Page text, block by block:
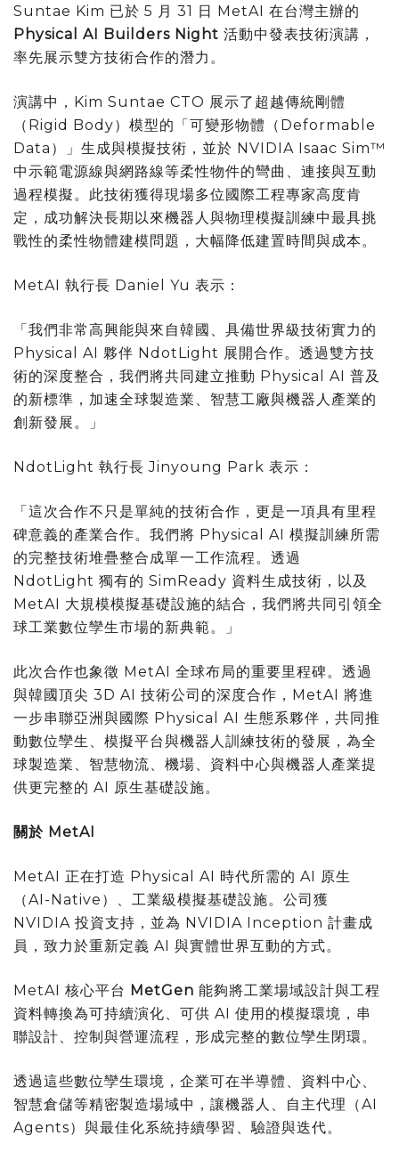
Suntae Kim 已於 5 月 31 日 MetAI 在台灣主辦的
Physical AI Builders Night 活動中發表技術演講，
率先展示雙方技術合作的潛力。
演講中，Kim Suntae CTO 展示了超越傳統剛體
（Rigid Body）模型的「可變形物體（Deformable
Data）」生成與模擬技術，並於 NVIDIA Isaac Sim™
中示範電源線與網路線等柔性物件的彎曲、連接與互動
過程模擬。此技術獲得現場多位國際工程專家高度肯
定，成功解決長期以來機器人與物理模擬訓練中最具挑
戰性的柔性物體建模問題，大幅降低建置時間與成本。
MetAI 執行長 Daniel Yu 表示：
「我們非常高興能與來自韓國、具備世界級技術實力的
Physical AI 夥伴 NdotLight 展開合作。透過雙方技
術的深度整合，我們將共同建立推動 Physical AI 普及
的新標準，加速全球製造業、智慧工廠與機器人產業的
創新發展。」
NdotLight 執行長Jinyoung Park 表示：
「這次合作不只是單純的技術合作，更是一項具有里程
碑意義的產業合作。我們將 Physical AI 模擬訓練所需
的完整技術堆疊整合成單一工作流程。透過
NdotLight 獨有的 SimReady 資料生成技術，以及
MetAI 大規模模擬基礎設施的結合，我們將共同引領全
球工業數位孿生市場的新典範。」
此次合作也象徵 MetAI 全球布局的重要里程碑。透過
與韓國頂尖 3D AI 技術公司的深度合作，MetAI 將進
一步串聯亞洲與國際 Physical AI 生態系夥伴，共同推
動數位孿生、模擬平台與機器人訓練技術的發展，為全
球製造業、智慧物流、機場、資料中心與機器人產業提
供更完整的 AI 原生基礎設施。
關於 MetAI
MetAI 正在打造 Physical AI 時代所需的 AI 原生
（AI-Native）、工業級模擬基礎設施。公司獲
NVIDIA 投資支持，並為 NVIDIA Inception 計畫成
員，致力於重新定義 AI 與實體世界互動的方式。
MetAI 核心平台 MetGen 能夠將工業場域設計與工程
資料轉換為可持續演化、可供 AI 使用的模擬環境，串
聯設計、控制與營運流程，形成完整的數位孿生閉環。
透過這些數位孿生環境，企業可在半導體、資料中心、
智慧倉儲等精密製造場域中，讓機器人、自主代理（AI
Agents）與最佳化系統持續學習、驗證與迭代。